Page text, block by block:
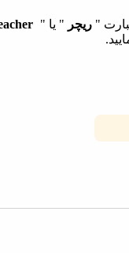
" یا "
Reacher